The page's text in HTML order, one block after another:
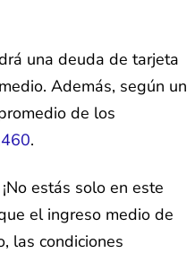
una deuda de tarjeta
Además, según un
de los
.
estás solo en este
el ingreso medio de
las condiciones